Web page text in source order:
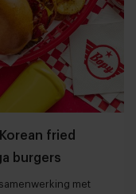
fried
burgers
met